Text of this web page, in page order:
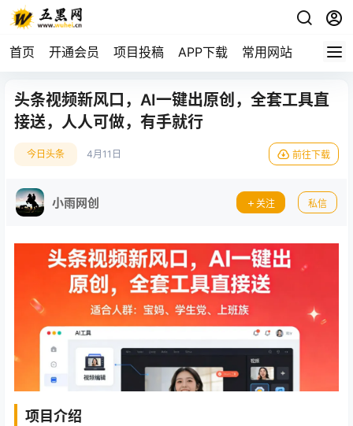
首页 开通会员 项目投稿 APP下载 常用网站
头条视频新风口，AI一键出原创，全套工具直
接送，人人可做，有手就行
今日头条 4月11日 前往下载
小雨网创 关注 私信
项目介绍